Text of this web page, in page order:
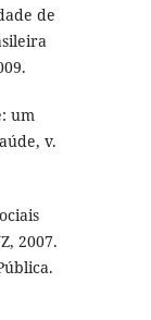
de
um
v.
2007.